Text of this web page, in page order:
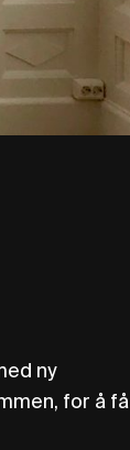
ny
for å få